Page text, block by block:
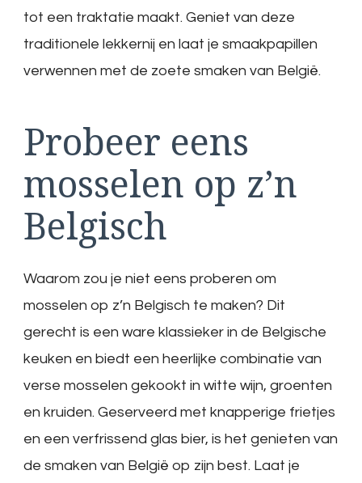
tot een traktatie maakt. Geniet van deze
traditionele lekkernij en laat je smaakpapillen
verwennen met de zoete smaken van België.
Probeer eens
mosselen op z’n
Belgisch
Waarom zou je niet eens proberen om
mosselen op z’n Belgisch te maken? Dit
gerecht is een ware klassieker in de Belgische
keuken en biedt een heerlijke combinatie van
verse mosselen gekookt in witte wijn, groenten
en kruiden. Geserveerd met knapperige frietjes
en een verfrissend glas bier, is het genieten van
de smaken van België op zijn best. Laat je